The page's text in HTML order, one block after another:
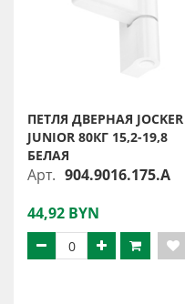
ПЕТЛЯ ДВЕРНАЯ JOCKER
JUNIOR 80КГ 15,2-19,8
БЕЛАЯ
Арт. 904.9016.175.А
44,92 BYN